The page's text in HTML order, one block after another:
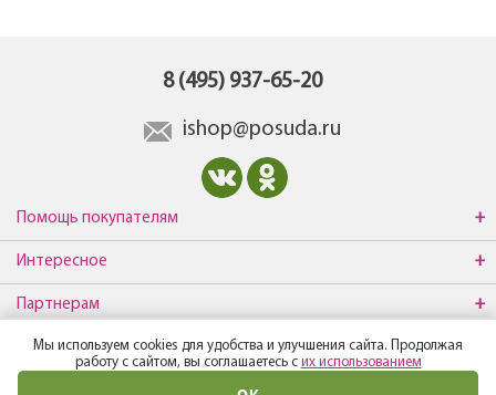
8 (495) 937-65-20
ishop@posuda.ru
Помощь покупателям
Интересное
Партнерам
О компании
Мы используем cookies для удобства и улучшения сайта. Продолжая
работу с сайтом, вы соглашаетесь с их использованием